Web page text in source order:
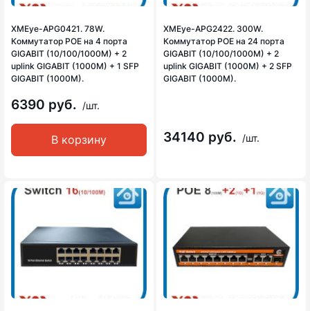
XMEye-APG0421. 78W.
Коммутатор POE на 4 порта
GIGABIT (10/100/1000M) + 2
uplink GIGABIT (1000M) + 1 SFP
GIGABIT (1000M).
6390 руб. /шт.
В корзину
XMEye-APG2422. 300W.
Коммутатор POE на 24 порта
GIGABIT (10/100/1000M) + 2
uplink GIGABIT (1000M) + 2 SFP
GIGABIT (1000M).
34140 руб. /шт.